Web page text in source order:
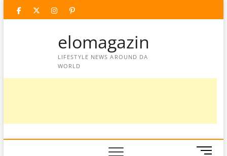
facebooktwitter
instagram
googleplus
pinterest
elomagazin
LIFESTYLE NEWS AROUND DA
WORLD
M